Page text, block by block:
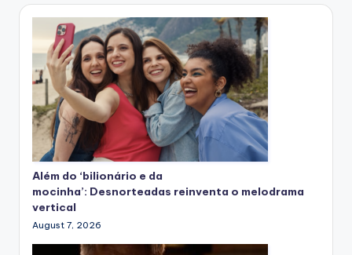
Além do ‘bilionário e da
mocinha’: Desnorteadas reinventa o melodrama
vertical
August 7, 2026